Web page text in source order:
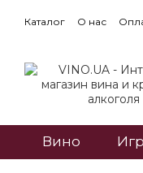
Каталог О нас
Вино